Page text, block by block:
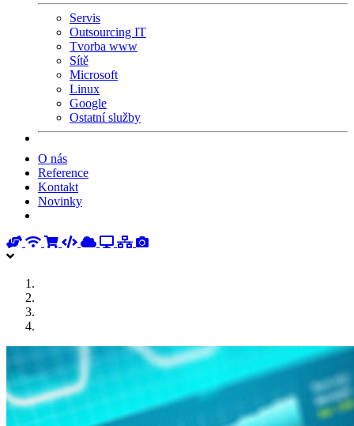
Servis
Outsourcing IT
Tvorba www
Sítě
Microsoft
Linux
Google
Ostatní služby
O nás
Reference
Kontakt
Novinky